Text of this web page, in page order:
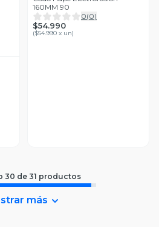
160MM 90
0(0)
$54.990
($54.990 x un)
30 de 31 productos
más